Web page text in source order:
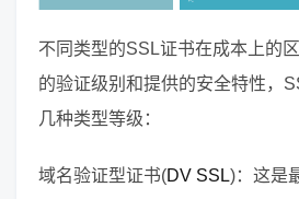
不同类型的SSL证书在成本上的
的验证级别和提供的安全特性，
几种类型等级：
域名验证型证书(DV SSL)：这是